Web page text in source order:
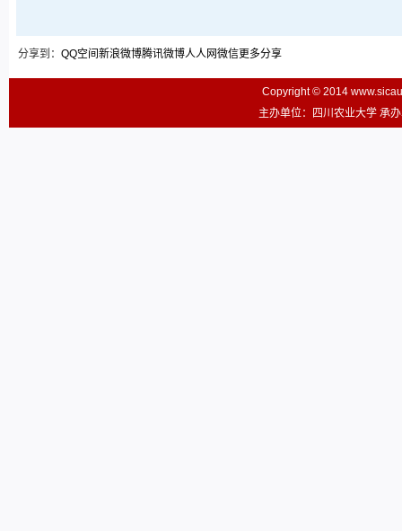
分享到： QQ空间 新浪微博腾讯微博人人网微信更多分享
Copyright © 2014
主办单位：四川农业大学 承